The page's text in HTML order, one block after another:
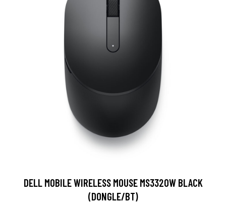
DELL MOBILE WIRELESS MOUSE MS3320W BLACK
(DONGLE/BT)